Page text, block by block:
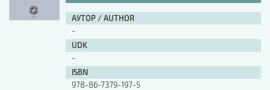
АУТОР / AUTHOR
-
UDK
-
ISBN
978-86-7379-197-5